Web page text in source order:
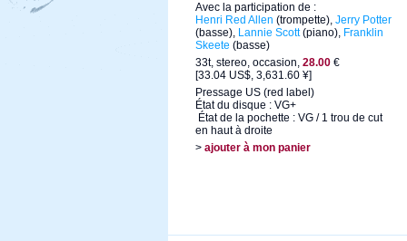
Avec la participation de :
Henri Red Allen (trompette), Jerry Potter
(basse), Lannie Scott(piano), Franklin
Skeete (basse)
33t, stereo, occasion, 28.00 €
[33.04 US$, 3,631.60 ¥]
Pressage US (red label)
État du disque : VG+
État de la pochette : VG / 1 trou de cut
en haut à droite
> ajouter à mon panier